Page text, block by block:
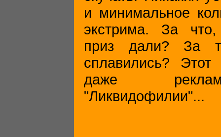
и минимальное
экстрима. За
приз дали? За
сплавились?
даже
"Ликвидофилии"...